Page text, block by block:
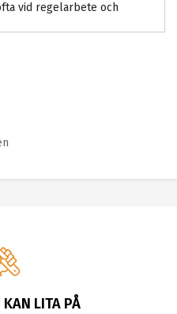
vid regelarbete och
KAN LITA PÅ